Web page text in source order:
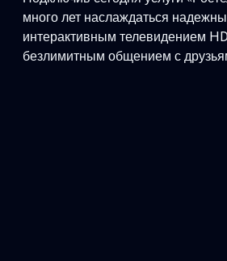
много лет наслаждаться
интерактивным телевидением
безлимитным общением с